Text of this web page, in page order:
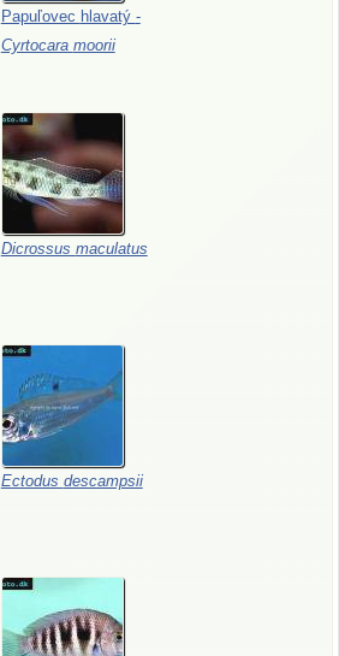
Papuľovec hlavatý -
Cyrtocara moorii
Dicrossus maculatus
Ectodus descampsii